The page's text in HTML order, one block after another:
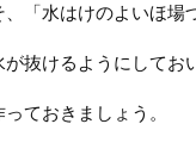
「水はけのよいほ場
抜けるようにしてお
ておきましょう。